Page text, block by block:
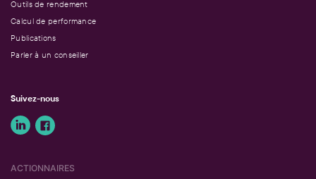
Outils de rendement
Calcul de performance
Publications
Parler à un conseiller
Suivez-nous
ACTIONNAIRES